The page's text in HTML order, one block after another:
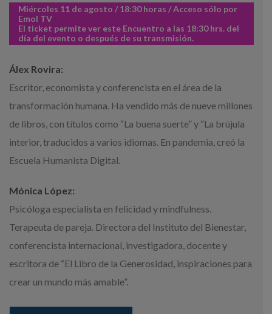
Miércoles 11 de agosto / 18:30 horas / Acceso sólo por
Emol TV
El ticket permite ver este Encuentro a las 18:30 hrs. del
día del evento o después de su transmisión.
Álex Rovira:
Escritor, economista y conferencista en el área de la
transformación humana. Ha vendido más de nueve millones
de libros, con títulos como “La buena suerte” y “La brújula
interior, traducidos a varios idiomas. En pandemia, creó la
Escuela Humanista Digital.
Mónica López:
Psicóloga especialista en felicidad y mindfulness.
Terapeuta de pareja. Directora del Instituto del Bienestar,
conferencista internacional, investigadora, docente y
escritora de “El Libro de la Generosidad, inspiraciones para
crear un mundo más amable”.